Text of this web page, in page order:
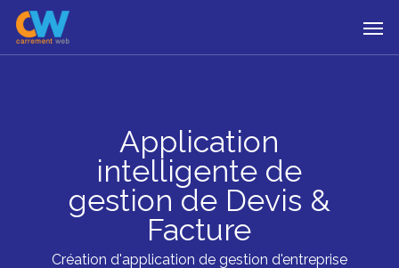
Skip
main
Application
intelligente de
gestion de Devis &
Facture
Création d'application de gestion d'entreprise